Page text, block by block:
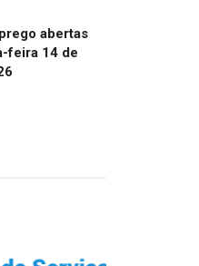
abertas
feira 14 de